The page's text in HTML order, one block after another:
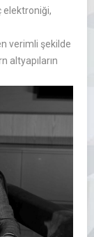
elektroniği,
verimli şekilde
altyapıların